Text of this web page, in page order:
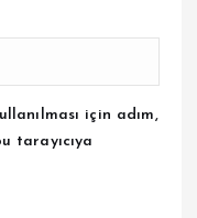
için adım,
tarayıcıya